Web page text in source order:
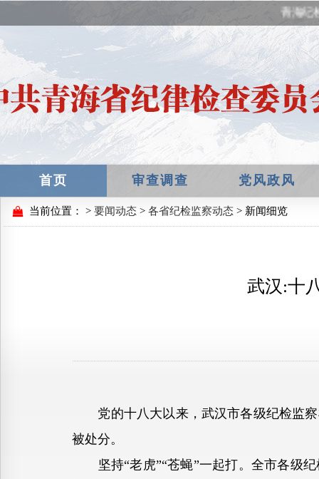
青海纪
首页 审查调查 党风政风
当前位置： > 要闻动态 > 各省纪检监察动态 > 新闻细览
武汉:十
党的十八大以来，武汉市各级纪检监察
被处分。
坚持“老虎”“苍蝇”一起打。全市各级纪